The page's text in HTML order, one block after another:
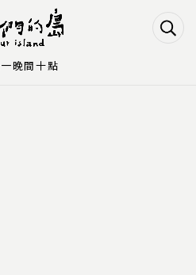
Navigation
Main content
晚間十點